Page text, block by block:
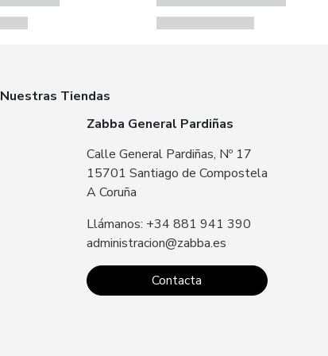
Nuestras Tiendas
Zabba General Pardiñas
Calle General Pardiñas, Nº 17
15701 Santiago de Compostela
A Coruña
Llámanos: +34 881 941 390
administracion@zabba.es
Contacta